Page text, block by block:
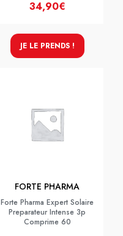
34,90€
JE LE PRENDS !
FORTE PHARMA
Forte Pharma Expert Solaire
Preparateur Intense 3p
Comprime 60